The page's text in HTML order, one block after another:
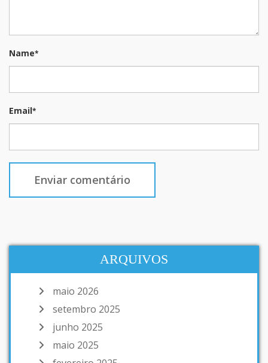
Name*
Email*
ARQUIVOS
maio 2026
setembro 2025
junho 2025
maio 2025